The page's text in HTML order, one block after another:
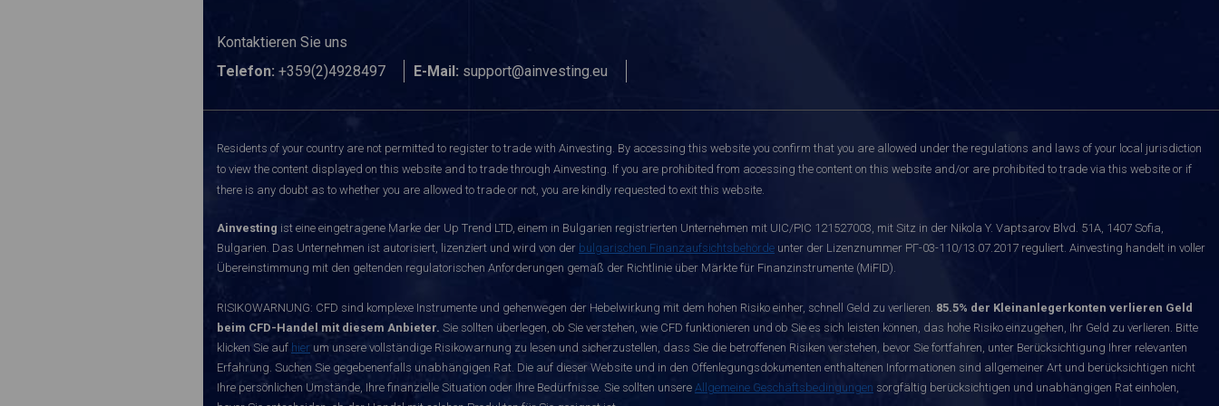
Kontaktieren Sie uns
Telefon: +359(2)4928497 E-Mail: support@ainvesting.eu
Residents of your country are not permitted to register to trade with Ainvesting. By accessing this website you confirm that you are allowed under the regulations and laws of your local jurisdiction
to view the content displayed on this website and to trade through Ainvesting. If you are prohibited from accessing the content on this website and/or are prohibited to trade via this website or if
there is any doubt as to whether you are allowed to trade or not, you are kindly requested to exit this website.
Ainvesting ist eine eingetragene Marke der Up Trend LTD, einem in Bulgarien registrierten Unternehmen mit UIC/PIC 121527003, mit Sitz in der Nikola Y. Vaptsarov Blvd. 51A, 1407 Sofia,
Bulgarien. Das Unternehmen ist autorisiert, lizenziert und wird von der bulgarischen Finanzaufsichtsbehörde unter der Lizenznummer РГ-03-110/13.07.2017 reguliert. Ainvesting handelt in voller
Übereinstimmung mit den geltenden regulatorischen Anforderungen gemäß der Richtlinie über Märkte für Finanzinstrumente (MiFID).
RISIKOWARNUNG: CFD sind komplexe Instrumente und gehenwegen der Hebelwirkung mit dem hohen Risiko einher, schnell Geld zu verlieren. 85.5% der Kleinanlegerkonten verlieren Geld
beim CFD-Handel mit diesem Anbieter. Sie sollten überlegen, ob Sie verstehen, wie CFD funktionieren und ob Sie es sich leisten können, das hohe Risiko einzugehen, Ihr Geld zu verlieren. Bitte
klicken Sie auf hier um unsere vollständige Risikowarnung zu lesen und sicherzustellen, dass Sie die betroffenen Risiken verstehen, bevor Sie fortfahren, unter Berücksichtigung Ihrer relevanten
Erfahrung. Suchen Sie gegebenenfalls unabhängigen Rat. Die auf dieser Website und in den Offenlegungsdokumenten enthaltenen Informationen sind allgemeiner Art und berücksichtigen nicht
Ihre persönlichen Umstände, Ihre finanzielle Situation oder Ihre Bedürfnisse. Sie sollten unsere Allgemeine Geschäftsbedingungen sorgfältig berücksichtigen und unabhängigen Rat einholen,